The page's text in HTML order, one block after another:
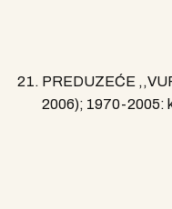
PREDUZEĆE
2006); 1970-2005: